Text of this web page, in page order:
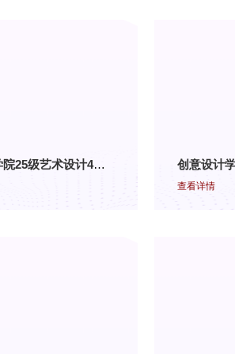
创意设计学院25级艺术设计4班 《标志设计》结课作品展（四）
查看详情